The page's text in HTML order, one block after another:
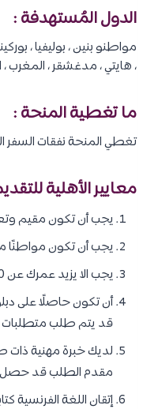
الدول المُستهدفة :
مواطنو بنين ، بوليفيا ،
، هايتي ، مدغشقر ، المغرب ،
ما تغطية المنحة :
تغطي المنحة نفقات السفر
معايير الأهلية
يجب أن تكون مقيم
يجب أن تكون مواطنًا
يجب الا يزيد عمرك عن 40 عامًا لدراسة الماجستير ، و 45 عامًا إذا كنت تتقدم لدراسة الدورات التدريبية.
أن تكون حاصلًا على
قد يتم طلب متطلبات
لديك خبرة مهنية ذات
مقدم الطلب قد حصل
إتقان اللغة الفرنسية